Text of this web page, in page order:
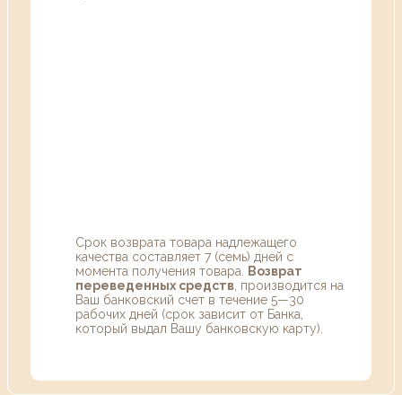
Срок возврата товара надлежащего
качества составляет 7 (семь) дней с
момента получения товара.
Возврат
переведенных средств , производится на
Ваш банковский счет в течение 5—30
рабочих дней (срок зависит от Банка,
который выдал Вашу банковскую карту).